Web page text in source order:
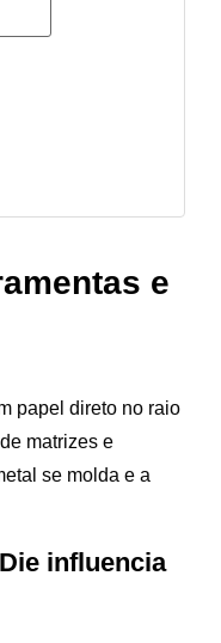
e
papel direto no raio
matrizes e
se molda e a
influencia